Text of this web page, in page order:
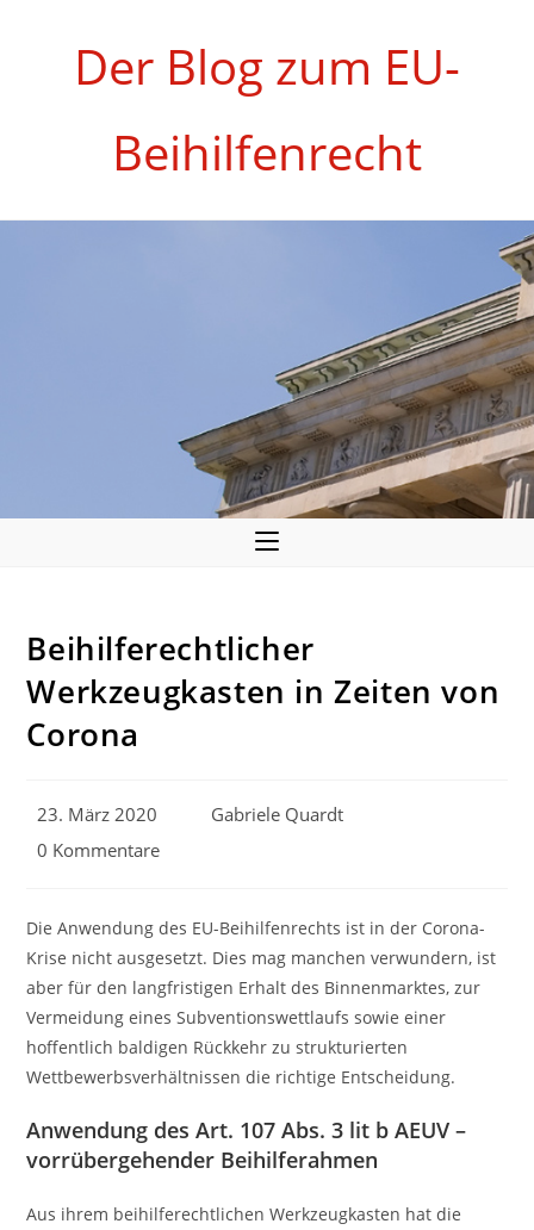
Der Blog zum EU-
Beihilfenrecht
Beihilferechtlicher
Werkzeugkasten in Zeiten von
Corona
Beitrag
23. März 2020
Beitrags-
Gabriele Quardt
Beitrags-
0 Kommentare
Die Anwendung des EU-Beihilfenrechts ist in der Corona-
Krise nicht ausgesetzt. Dies mag manchen verwundern, ist
aber für den langfristigen Erhalt des Binnenmarktes, zur
Vermeidung eines Subventionswettlaufs sowie einer
hoffentlich baldigen Rückkehr zu strukturierten
Wettbewerbsverhältnissen die richtige Entscheidung.
Anwendung des Art. 107 Abs. 3 lit b AEUV –
vorrübergehender Beihilferahmen
Aus ihrem beihilferechtlichen Werkzeugkasten hat die